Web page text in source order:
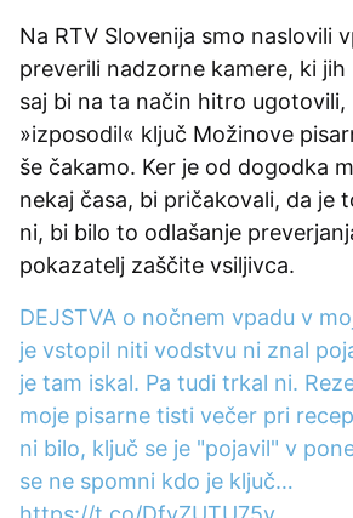
Na RTV Slovenija smo naslovili
preverili nadzorne kamere, ki jih
saj bi na ta način hitro ugotovili,
»izposodil« ključ Možinove
še čakamo. Ker je od dogodka
nekaj časa, bi pričakovali, da je
ni, bi bilo to odlašanje
pokazatelj zaščite vsiljivca.
DEJSTVA o nočnem vpadu v
je vstopil niti vodstvu ni znal
je tam iskal. Pa tudi trkal ni.
moje pisarne tisti večer pri
ni bilo, ključ se je "pojavil" v
se ne spomni kdo je ključ…